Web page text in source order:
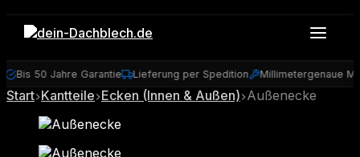
Bis 50 Jahre Garantie Lieferung per Spedition Millimetergenaue
Start Kantteile Ecken (Innen & Außen) Außenecke